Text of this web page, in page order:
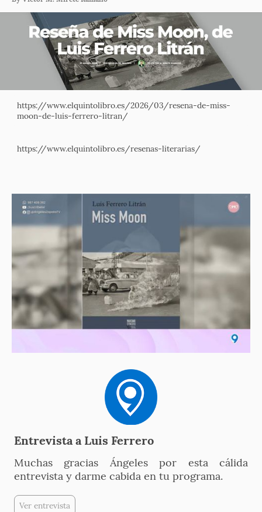
https://www.elquintolibro.es/2026/03/resena-de-miss-
moon-de-luis-ferrero-litran/
https://www.elquintolibro.es/resenas-literarias/
Entrevista a Luis Ferrero
Muchas gracias Ángeles por esta cálida
entrevista y darme cabida en tu programa.
Ver entrevista